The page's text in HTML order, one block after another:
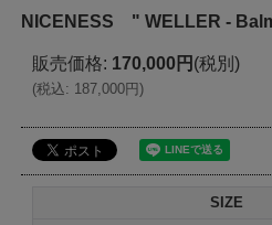
NICENESS " WELLER -
販売価格: 170,000円 (税別)
(税込: 187,000円)
SIZE